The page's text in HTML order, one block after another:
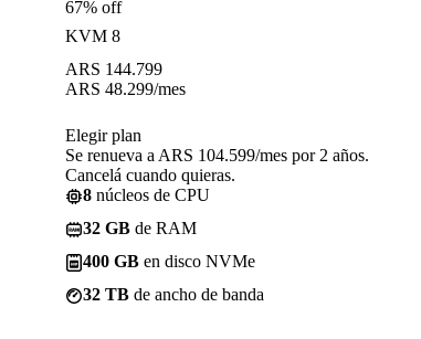
67% off
KVM 8
ARS 144.799
ARS 48.299/mes
Elegir plan
Se renueva a ARS 104.599/mes por 2 años.
Cancelá cuando quieras.
8 núcleos de CPU
32 GB de RAM
400 GB en disco NVMe
32 TB de ancho de banda